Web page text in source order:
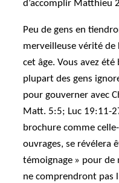
d’accomplir Matthieu
Peu de gens en
merveilleuse vérité de
cet âge. Vous avez
plupart des gens
pour gouverner avec
Matt. 5:5; Luc 19:11-
brochure comme
ouvrages, se révélera
témoignage » pour de
ne comprendront pas